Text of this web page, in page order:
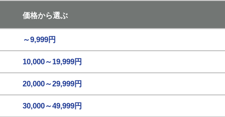
価格から選ぶ
～9,999円
10,000～19,999円
20,000～29,999円
30,000～49,999円